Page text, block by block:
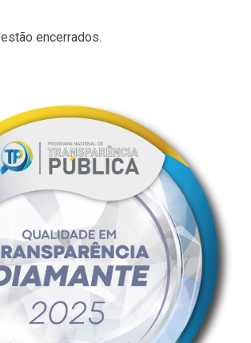
encerrados.